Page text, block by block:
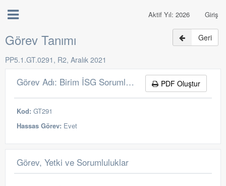
Giriş
Aktif Yıl: 2026
Görev Tanımı Geri
PP5.1.GT.0291, R2, Aralık 2021
Görev Adı: Birim İSG Sorumlusu PDF Oluştur
Kod: GT291
Hassas Görev: Evet
Görev, Yetki ve Sorumluluklar